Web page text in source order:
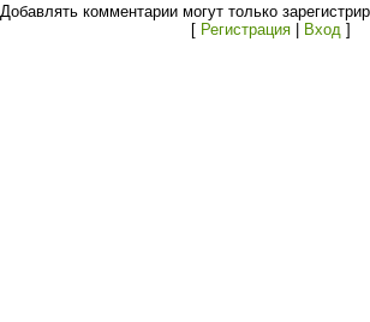
Добавлять комментарии могут только
[ Регистрация| Вход ]